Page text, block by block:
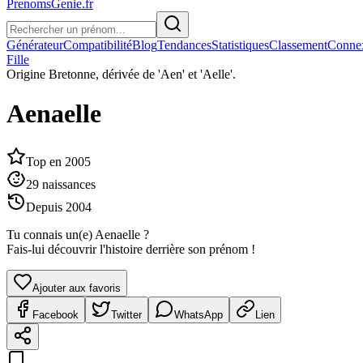
PrenomsGenie.fr
GénérateurCompatibilitéBlogTendancesStatistiquesClassement
Fille
Origine Bretonne, dérivée de 'Aen' et 'Aelle'.
Aenaelle
Top en 2005
29 naissances
Depuis 2004
Tu connais un(e) Aenaelle ?
Fais-lui découvrir l'histoire derrière son prénom !
Ajouter aux favoris
Facebook Twitter WhatsApp Lien